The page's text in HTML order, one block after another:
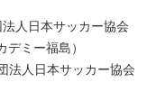
人日本サッカー協会
ミー福島）
人日本サッカー協会